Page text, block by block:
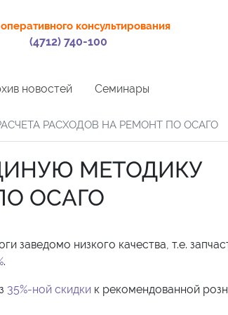
консультирования
(4712) 740-100
новостей Семинары
РАСХОДОВ НА РЕМОНТ ПО ОСАГО
МЕТОДИКУ
ОСАГО
заведомо низкого качества, т.е.
.
35%-ной скидки к рекомендованной